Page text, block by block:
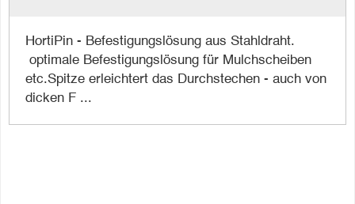
HortiPin - Befestigungslösung aus Stahldraht.
optimale Befestigungslösung für Mulchscheiben
etc.Spitze erleichtert das Durchstechen - auch von
dicken F ...